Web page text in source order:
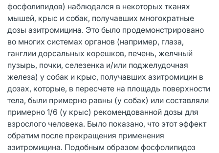
фосфолипидов) наблюдался в некоторых тканях
мышей, крыс и собак, получавших многократные
дозы азитромицина. Это было продемонстрировано
во многих системах органов (например, глаза,
ганглии дорсальных корешков, печень, желчный
пузырь, почки, селезенка и/или поджелудочная
железа) у собак и крыс, получавших азитромицин в
дозах, которые, в пересчете на площадь поверхности
тела, были примерно равны (у собак) или составляли
примерно 1/6 (у крыс) рекомендованной дозы для
взрослого человека. Было показано, что этот эффект
обратим после прекращения применения
азитромицина. Подобным образом фосфолипидоз